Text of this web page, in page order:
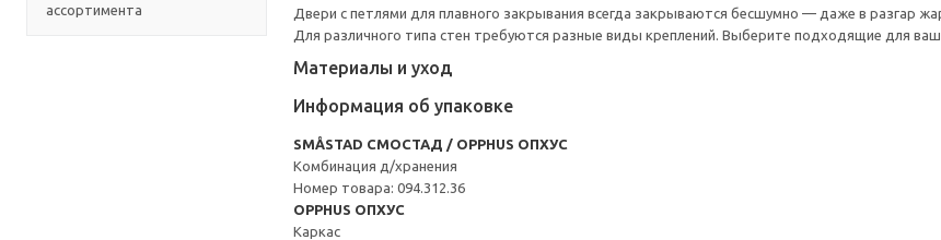
ассортимента
Двери с петлями для плавного закрывания всегда закрываются бесшумно — даже в разгар
Для различного типа стен требуются разные виды креплений. Выберите подходящие для
Материалы и уход
Информация об упаковке
SMÅSTAD СМОСТАД / OPPHUS ОПХУС
Комбинация д/хранения
Номер товара: 094.312.36
OPPHUS ОПХУС
Каркас